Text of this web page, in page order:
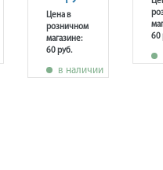
Цена в
розничном
магазине:
60 руб.
в наличии
60